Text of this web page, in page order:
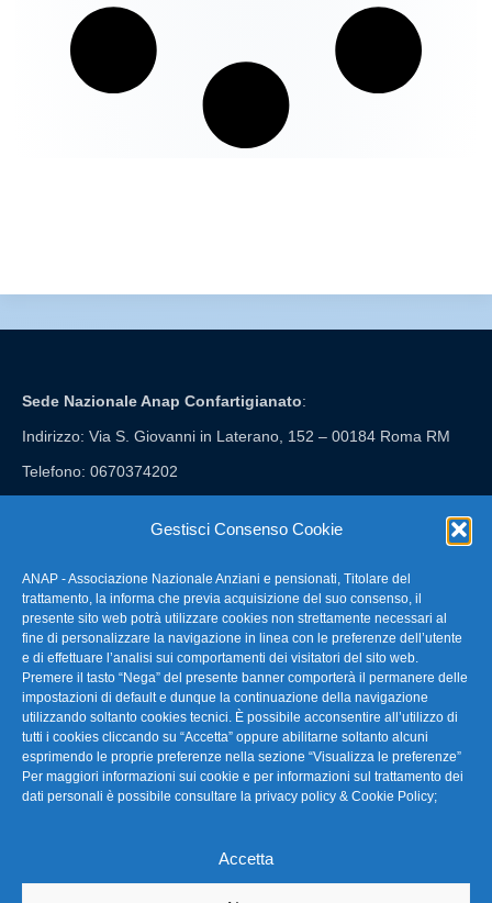
Gestisci Consenso Cookie
ANAP - Associazione Nazionale Anziani e pensionati, Titolare del
trattamento, la informa che previa acquisizione del suo consenso, il
presente sito web potrà utilizzare cookies non strettamente necessari al
fine di personalizzare la navigazione in linea con le preferenze dell’utente
e di effettuare l’analisi sui comportamenti dei visitatori del sito web.
Premere il tasto “Nega” del presente banner comporterà il permanere delle
impostazioni di default e dunque la continuazione della navigazione
utilizzando soltanto cookies tecnici. È possibile acconsentire all’utilizzo di
tutti i cookies cliccando su “Accetta” oppure abilitarne soltanto alcuni
esprimendo le proprie preferenze nella sezione “Visualizza le preferenze”
Per maggiori informazioni sui cookie e per informazioni sul trattamento dei
dati personali è possibile consultare la privacy policy & Cookie Policy;
Accetta
Sede Nazionale Anap Confartigianato:
Indirizzo: Via S. Giovanni in Laterano, 152 – 00184 Roma RM
Telefono: 0670374202
FAQ – Domande Frequenti
La nostra Newsletter
Link Utili
TG Confartigianato
Privacy & Cookie Policy
Seguici